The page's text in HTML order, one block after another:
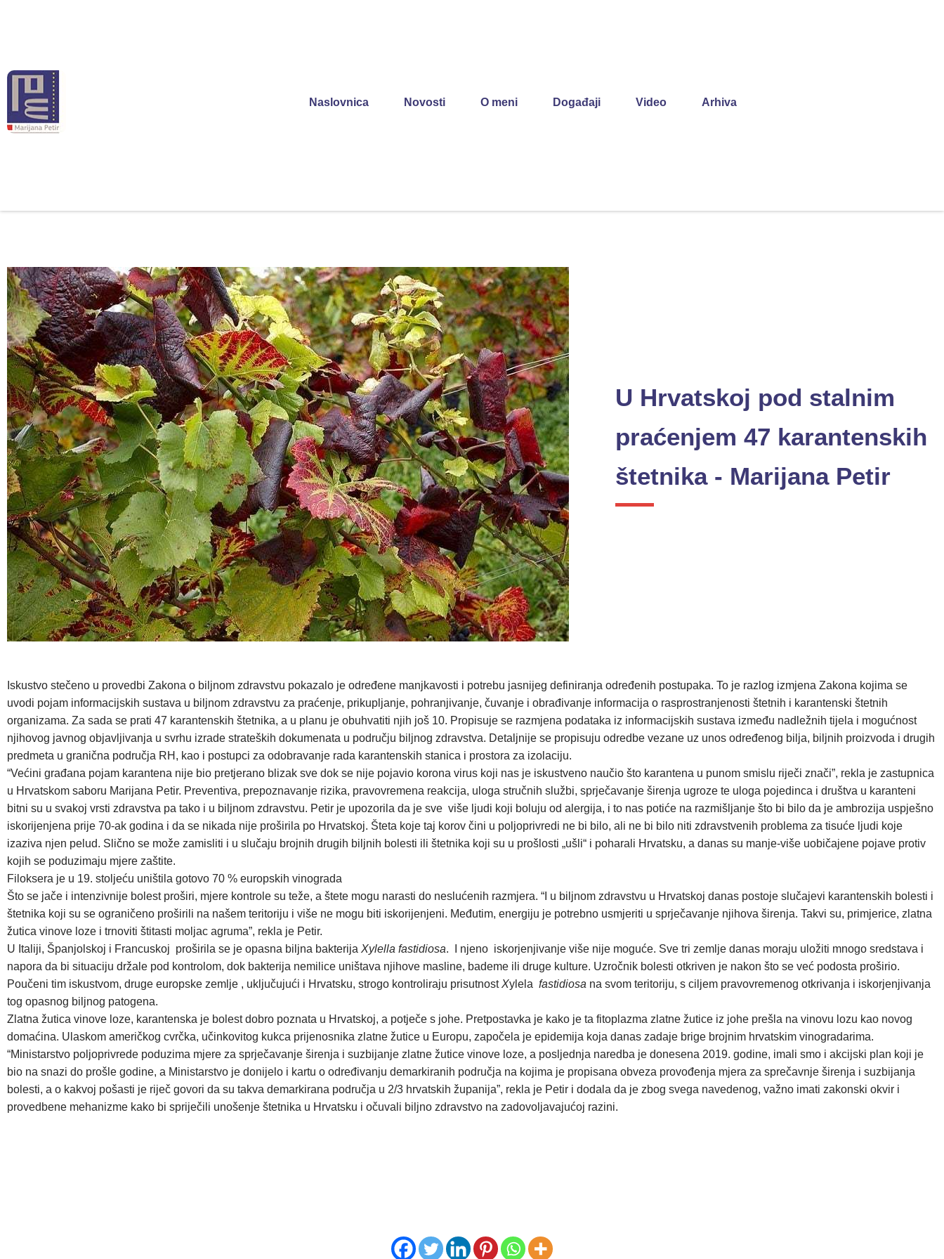
Naslovnica Novosti O meni Događaji Video Arhiva
U Hrvatskoj pod stalnim
praćenjem 47 karantenskih
štetnika - Marijana Petir
Iskustvo stečeno u provedbi Zakona o biljnom zdravstvu pokazalo je određene manjkavosti i potrebu jasnijeg definiranja određenih postupaka. To je razlog izmjena Zakona kojima se
uvodi pojam informacijskih sustava u biljnom zdravstvu za praćenje, prikupljanje, pohranjivanje, čuvanje i obrađivanje informacija o rasprostranjenosti štetnih i karantenski štetnih
organizama. Za sada se prati 47 karantenskih štetnika, a u planu je obuhvatiti njih još 10. Propisuje se razmjena podataka iz informacijskih sustava između nadležnih tijela i mogućnost
njihovog javnog objavljivanja u svrhu izrade strateških dokumenata u području biljnog zdravstva. Detaljnije se propisuju odredbe vezane uz unos određenog bilja, biljnih proizvoda i drugih
predmeta u granična područja RH, kao i postupci za odobravanje rada karantenskih stanica i prostora za izolaciju.
“Većini građana pojam karantena nije bio pretjerano blizak sve dok se nije pojavio korona virus koji nas je iskustveno naučio što karantena u punom smislu riječi znači”, rekla je zastupnica
u Hrvatskom saboru Marijana Petir. Preventiva, prepoznavanje rizika, pravovremena reakcija, uloga stručnih službi, sprječavanje širenja ugroze te uloga pojedinca i društva u karanteni
bitni su u svakoj vrsti zdravstva pa tako i u biljnom zdravstvu. Petir je upozorila da je sve više ljudi koji boluju od alergija, i to nas potiće na razmišljanje što bi bilo da je ambrozija uspješno
iskorijenjena prije 70-ak godina i da se nikada nije proširila po Hrvatskoj. Šteta koje taj korov čini u poljoprivredi ne bi bilo, ali ne bi bilo niti zdravstvenih problema za tisuće ljudi koje
izaziva njen pelud. Slično se može zamisliti i u slučaju brojnih drugih biljnih bolesti ili štetnika koji su u prošlosti „ušli“ i poharali Hrvatsku, a danas su manje-više uobičajene pojave protiv
kojih se poduzimaju mjere zaštite.
Filoksera je u 19. stoljeću uništila gotovo 70 % europskih vinograda
Što se jače i intenzivnije bolest proširi, mjere kontrole su teže, a štete mogu narasti do neslućenih razmjera. “I u biljnom zdravstvu u Hrvatskoj danas postoje slučajevi karantenskih bolesti i
štetnika koji su se ograničeno proširili na našem teritoriju i više ne mogu biti iskorijenjeni. Međutim, energiju je potrebno usmjeriti u sprječavanje njihova širenja. Takvi su, primjerice, zlatna
žutica vinove loze i trnoviti štitasti moljac agruma”, rekla je Petir.
U Italiji, Španjolskoj i Francuskoj proširila se je opasna biljna bakterija Xylella fastidiosa. I njeno iskorjenjivanje više nije moguće. Sve tri zemlje danas moraju uložiti mnogo sredstava i
napora da bi situaciju držale pod kontrolom, dok bakterija nemilice uništava njihove masline, bademe ili druge kulture. Uzročnik bolesti otkriven je nakon što se već podosta proširio.
Poučeni tim iskustvom, druge europske zemlje , uključujući i Hrvatsku, strogo kontroliraju prisutnostXylela fastidiosa na svom teritoriju, s ciljem pravovremenog otkrivanja i iskorjenjivanja
tog opasnog biljnog patogena.
Zlatna žutica vinove loze, karantenska je bolest dobro poznata u Hrvatskoj, a potječe s johe. Pretpostavka je kako je ta fitoplazma zlatne žutice iz johe prešla na vinovu lozu kao novog
domaćina. Ulaskom američkog cvrčka, učinkovitog kukca prijenosnika zlatne žutice u Europu, započela je epidemija koja danas zadaje brige brojnim hrvatskim vinogradarima.
“Ministarstvo poljoprivrede poduzima mjere za sprječavanje širenja i suzbijanje zlatne žutice vinove loze, a posljednja naredba je donesena 2019. godine, imali smo i akcijski plan koji je
bio na snazi do prošle godine, a Ministarstvo je donijelo i kartu o određivanju demarkiranih područja na kojima je propisana obveza provođenja mjera za sprečavnje širenja i suzbijanja
bolesti, a o kakvoj pošasti je riječ govori da su takva demarkirana područja u 2/3 hrvatskih županija”, rekla je Petir i dodala da je zbog svega navedenog, važno imati zakonski okvir i
provedbene mehanizme kako bi spriječili unošenje štetnika u Hrvatsku i očuvali biljno zdravstvo na zadovoljavajućoj razini.